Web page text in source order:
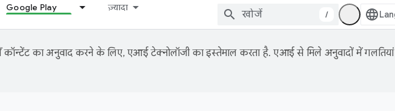
Google Play ज़्यादा
/
का अनुवाद करने के लिए, एआई टेक्नोलॉजी का इस्तेमाल करता है. एआई से मिले अनुवादों में गलतियां